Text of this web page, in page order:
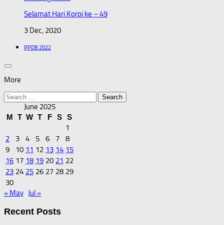
Selamat Hari Korpi ke – 49
3 Dec, 2020
PPDB 2022
More
Search
for:
June 2025
M T W T F S S
1
2
3 4 5 6 7
8
9
10 11 12 13 14 15
16 17 18 19 20 21 22
23 24 25 26 27 28 29
30
« May Jul »
Recent Posts